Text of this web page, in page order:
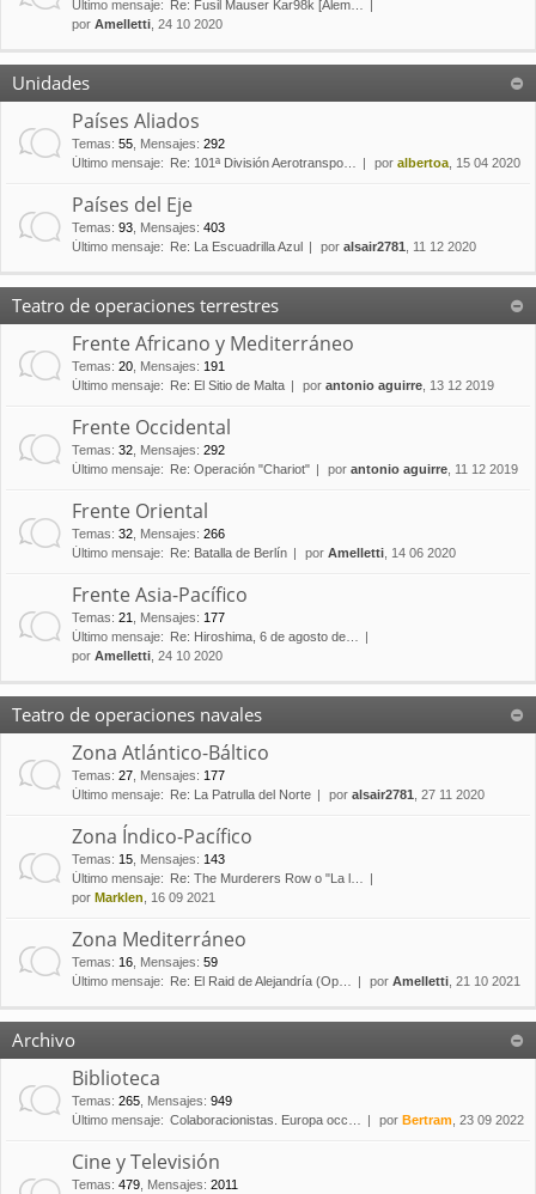
Último mensaje:
Re: Fusil Mauser Kar98k [Alem…
por Amelletti , 24 10 2020
Unidades
Países Aliados
Temas: 55 Mensajes: 292
Último mensaje:
Re: 101ª División Aerotranspo… por albertoa , 15 04 2020
Países del Eje
Temas: 93 Mensajes: 403
Último mensaje:
Re: La Escuadrilla Azul por alsair2781 , 11 12 2020
Teatro de operaciones terrestres
Frente Africano y Mediterráneo
Temas: 20 Mensajes: 191
Último mensaje:
Re: El Sitio de Malta por antonio aguirre , 13 12 2019
Frente Occidental
Temas: 32 Mensajes: 292
Último mensaje:
Re: Operación "Chariot" por antonio aguirre , 11 12 2019
Frente Oriental
Temas: 32 Mensajes: 266
Último mensaje:
Re: Batalla de Berlín por Amelletti , 14 06 2020
Frente Asia-Pacífico
Temas: 21 Mensajes: 177
Último mensaje:
Re: Hiroshima, 6 de agosto de…
por Amelletti , 24 10 2020
Teatro de operaciones navales
Zona Atlántico-Báltico
Temas: 27 Mensajes: 177
Último mensaje:
Re: La Patrulla del Norte por alsair2781 , 27 11 2020
Zona Índico-Pacífico
Temas: 15 Mensajes: 143
Último mensaje:
Re: The Murderers Row o "La l…
por Marklen , 16 09 2021
Zona Mediterráneo
Temas: 16 Mensajes: 59
Último mensaje:
Re: El Raid de Alejandría (Op… por Amelletti , 21 10 2021
Archivo
Biblioteca
Temas: 265 Mensajes: 949
Último mensaje: Colaboracionistas. Europa occ… por Bertram , 23 09 2022
Cine y Televisión
Temas: 479 Mensajes: 2011